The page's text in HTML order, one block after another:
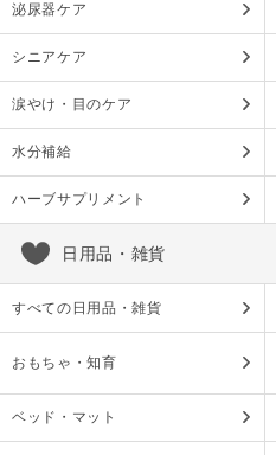
泌尿器ケア
シニアケア
涙やけ・目のケア
水分補給
ハーブサプリメント
日用品・雑貨
すべての日用品・雑貨
おもちゃ・知育
ベッド・マット